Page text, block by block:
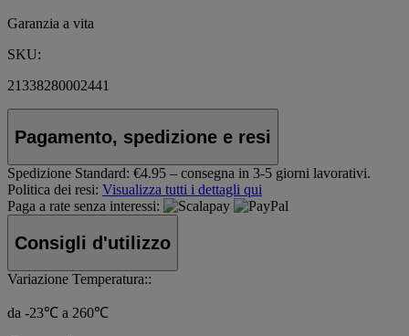
Garanzia a vita
SKU:
21338280002441
Pagamento, spedizione e resi
Spedizione Standard: €4.95 – consegna in 3-5 giorni lavorativi.
Politica dei resi: Visualizza tutti i dettagli qui
Paga a rate senza interessi:
Consigli d'utilizzo
Variazione Temperatura::
da -23℃ a 260℃